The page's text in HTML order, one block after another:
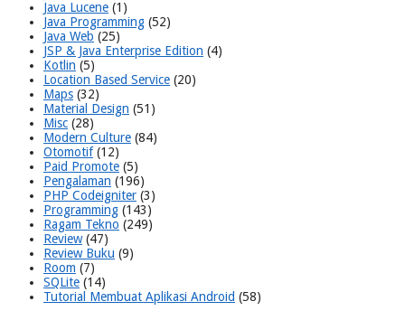
Java Lucene (1)
Java Programming (52)
Java Web (25)
JSP & Java Enterprise Edition (4)
Kotlin (5)
Location Based Service (20)
Maps (32)
Material Design (51)
Misc (28)
Modern Culture (84)
Otomotif(12)
Paid Promote (5)
Pengalaman (196)
PHP Codeigniter (3)
Programming (143)
Ragam Tekno (249)
Review(47)
Review Buku (9)
Room (7)
SQLite (14)
Tutorial Membuat Aplikasi Android (58)